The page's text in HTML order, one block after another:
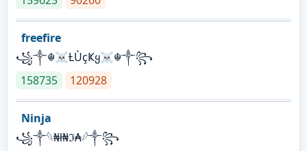
freefire
꧁༒☬☠Ƚ︎ÙçҜყ☠︎☬༒꧂
158735
120928
Ninja
꧁⁣༒𓆩₦ł₦ℑ₳𓆪༒꧂